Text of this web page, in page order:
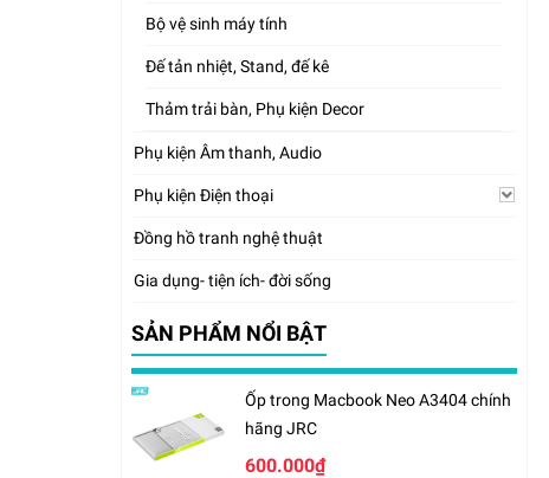
Bộ vệ sinh máy tính
Đế tản nhiệt, Stand, đế kê
Thảm trải bàn, Phụ kiện Decor
Phụ kiện Âm thanh, Audio
Phụ kiện Điện thoại
Đồng hồ tranh nghệ thuật
Gia dụng- tiện ích- đời sống
SẢN PHẨM NỔI BẬT
Ốp trong Macbook Neo A3404 chính
hãng JRC
600.000₫